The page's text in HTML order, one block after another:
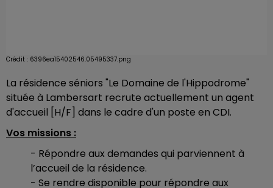
Crédit : 6396ea15402546.05495337.png
La résidence séniors "Le Domaine de l'Hippodrome"
située à Lambersart recrute actuellement un agent
d'accueil [H/F] dans le cadre d'un poste en CDI.
Vos missions :
- Répondre aux demandes qui parviennent à
l’accueil de la résidence.
- Se rendre disponible pour répondre aux